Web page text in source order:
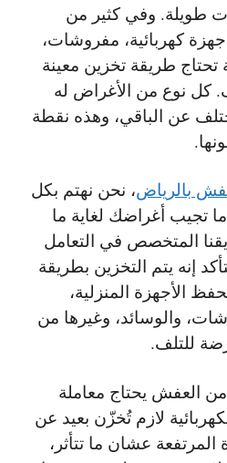
طويلة. وفي كثير من
كهربائية، مفروشات،
طريقة تخزين معينة
كل نوع من الأغراض له
عن الباقي، وهذه نقطة
بالرياض، نحن نهتم بكل
تجيب أغراضك لغاية ما
المتخصص في التعامل
إنه يتم التخزين بطريقة
الأجهزة المنزلية،
والوسائد، وغيرها من
للتلف.
العفش يحتاج معاملة
لازم تُخزّن بعيد عن
عشان ما تتأثر،